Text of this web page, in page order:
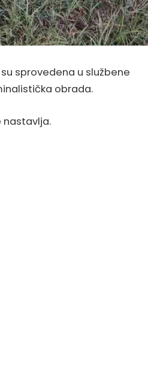
sprovedena u službene
obrada.